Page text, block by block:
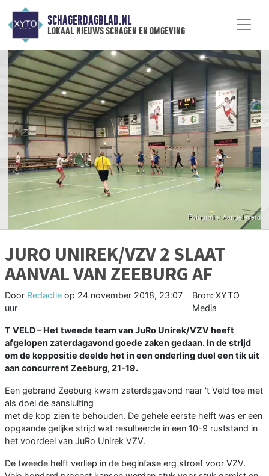
SCHAGERDAGBLAD.NL
lokaal nieuws schagen en omgeving
JURO UNIREK/VZV 2 SLAAT
AANVAL VAN ZEEBURG AF
Door Redactie op 24 november 2018, 23:07
uur
Bron: XYTO
Media
T VELD –Het tweede team van JuRo Unirek/VZV heeft
afgelopen zaterdagavond goede zaken gedaan. In de strijd
om de koppositie deelde het in een onderling duel een tik uit
aan concurrent Zeeburg, 21-19.
Een gebrand Zeeburg kwam zaterdagavond naar 't Veld toe met
als doel de aansluiting
met de kop zien te behouden. De gehele eerste helft was er een
opgaande gelijke strijd wat resulteerde in een 10-9 ruststand in
het voordeel van JuRo Unirek VZV.
De tweede helft verliep in de beginfase erg stroef voor VZV.